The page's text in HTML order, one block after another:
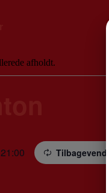
afholdt.
21:00